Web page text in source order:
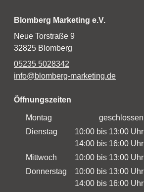
Blomberg Marketing e.V.
Neue Torstraße 9
32825 Blomberg
05235 5028342
info@blomberg-marketing.de
Öffnungszeiten
Montag
geschlossen
Dienstag
10:00 bis 13:00 Uhr
14:00 bis 16:00 Uhr
Mittwoch
10:00 bis 13:00 Uhr
Donnerstag
10:00 bis 13:00 Uhr
14:00 bis 16:00 Uhr